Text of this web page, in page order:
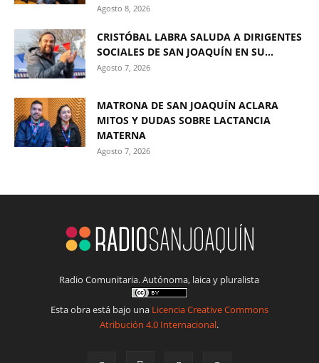
Agosto 8, 2026
CRISTÓBAL LABRA SALUDA A DIRIGENTES
SOCIALES DE SAN JOAQUÍN EN SU...
Agosto 7, 2026
MATRONA DE SAN JOAQUÍN ACLARA
MITOS Y DUDAS SOBRE LACTANCIA
MATERNA
Agosto 7, 2026
Radio Comunitaria. Autónoma, laica y pluralista
Esta obra está bajo una Licencia Creative Commons
Atribución 4.0 Internacional.